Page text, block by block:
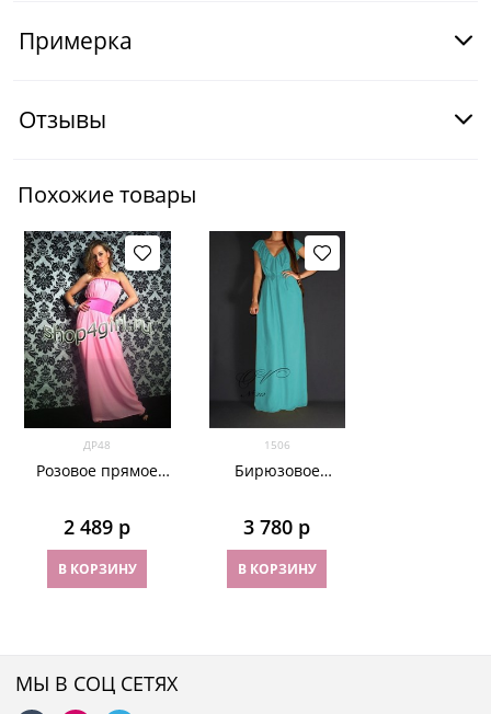
Примерка
Отзывы
Похожие товары
ДР48
Розовое прямое
2 489 р
В КОРЗИНУ
1506
Бирюзовое
212
3 780 р
В КОРЗИНУ
МЫ В СОЦ СЕТЯХ